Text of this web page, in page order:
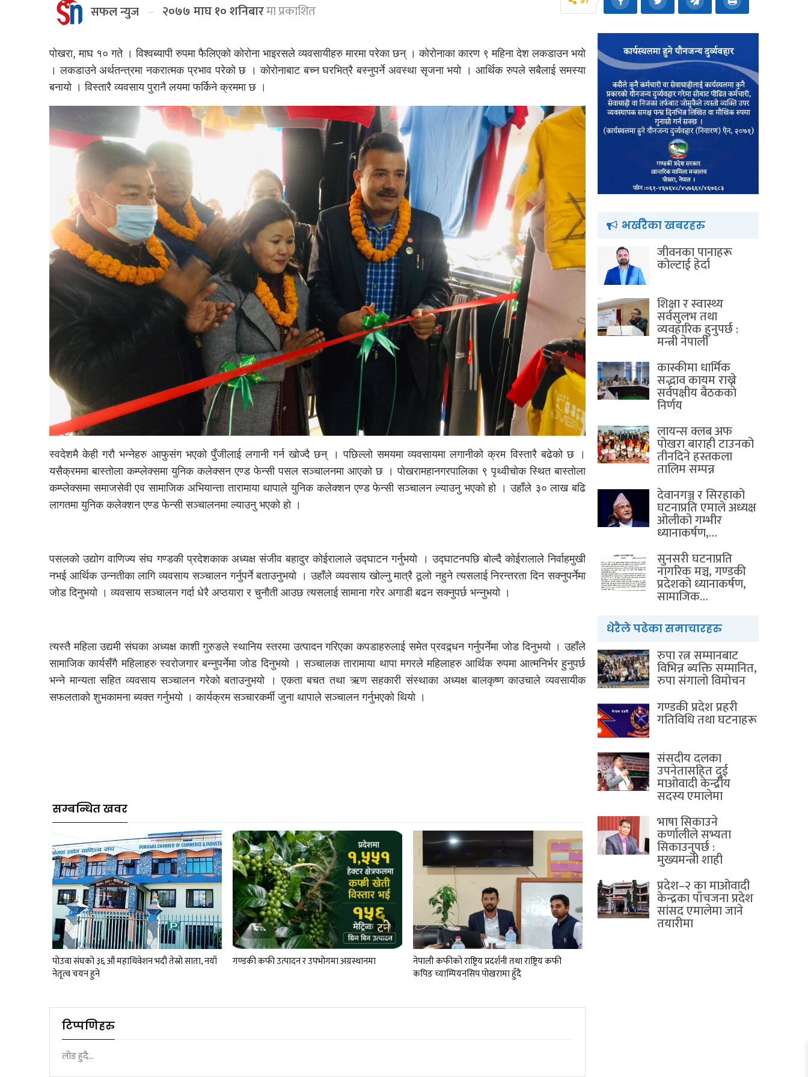
सफल न्युज २०७७ माघ १० शनिबारमा प्रकाशित
पोखरा, माघ १० गते । विश्वब्यापी रुपमा फैलिएको कोरोना भाइरसले व्यवसायीहरु मारमा परेका छन् । कोरोनाका कारण ९ महिना देश लकडाउन भयो
। लकडाउने अर्थतन्त्रमा नकरात्मक प्रभाव परेको छ । कोरोनाबाट बच्न घरभित्रै बस्नुपर्ने अवस्था सृजना भयो । आर्थिक रुपले सबैलाई समस्या
बनायो । विस्तारै व्यवसाय पुरानै लयमा फर्किने क्रममा छ ।
स्वदेशमै केही गरौ भन्नेहरु आफुसंग भएको पुँजीलाई लगानी गर्न खोज्दै छन् । पछिल्लो समयमा व्यवसायमा लगानीको क्रम विस्तारै बढेको छ ।
यसैक्रममा बास्तोला कम्प्लेक्समा युनिक कलेक्सन एण्ड फेन्सी पसल सञ्चालनमा आएको छ । पोखरामहानगरपालिका ९ पृथ्वीचोक स्थित बास्तोला
कम्प्लेक्समा समाजसेवी एव सामाजिक अभियान्ता तारामाया थापाले युनिक कलेक्शन एण्ड फेन्सी सञ्चालन ल्याउनु भएको हो । उहाँले ३० लाख बढि
लागतमा युनिक कलेक्शन एण्ड फेन्सी सञ्चालनमा ल्याउनु भएको हो ।
पसलको उद्योग वाणिज्य संघ गण्डकी प्रदेशकाक अध्यक्ष संजीव बहादुर कोईरालाले उद्घाटन गर्नुभयो । उद्घाटनपछि बोल्दै कोईरालाले निर्वाहमुखी
नभई आर्थिक उन्नतीका लागि व्यवसाय सञ्चालन गर्नुपर्ने बताउनुभयो । उहाँले व्यवसाय खोल्नु मात्रै ठूलो नहुने त्यसलाई निरन्तरता दिन सक्नुपर्नेमा
जोड दिनुभयो । व्यवसाय सञ्चालन गर्दा धेरै अप्ठयारा र चुनौती आउछ त्यसलाई सामाना गरेर अगाडी बढन सक्नुपर्छ भन्नुभयो ।
त्यस्तै महिला उद्यमी संघका अध्यक्ष काशी गुरुङले स्थानिय स्तरमा उत्पादन गरिएका कपडाहरुलाई समेत प्रवद्र्धन गर्नुपर्नेमा जोड दिनुभयो । उहाँले
सामाजिक कार्यसँगै महिलाहरु स्वरोजगार बन्नुपर्नेमा जोड दिनुभयो । सञ्चालक तारामाया थापा मगरले महिलाहरु आर्थिक रुपमा आत्मनिर्भर हुनुपर्छ
भन्ने मान्यता सहित व्यवसाय सञ्चालन गरेको बताउनुभयो । एकता बचत तथा ऋण सहकारी संस्थाका अध्यक्ष बालकृष्ण काउचाले व्यवसायीक
सफलताको शुभकामना ब्यक्त गर्नुभयो । कार्यक्रम सञ्चारकर्मी जुना थापाले सञ्चालन गर्नुभएको थियो ।
सम्बन्धित खवर
पोउवा संघको ३६ औं महाधिवेशन भदौ तेस्रो साता, नयाँ
नेतृत्व चयन हुने
गण्डकी कफी उत्पादन र‌ उपभोगमा अग्रस्थानमा
नेपाली कफीको राष्ट्रिय प्रदर्शनी तथा राष्ट्रिय कफी
कपिङ च्याम्पियनसिप पोखरामा हुँदै
टिप्पणिहरु
लोड हुदै...
भर्खरैका खबरहरु
जीवनका पानाहरू
कोल्टाई हेर्दा
शिक्षा र स्वास्थ्य
सर्वसुलभ तथा
व्यवहारिक हुनुपर्छ :
मन्त्री नेपाली
कास्कीमा धार्मिक
सद्भाव कायम राख्ने
सर्वपक्षीय बैठककाे
निर्णय
लायन्स क्लब अफ
पोखरा बाराही टाउनको
तीनदिने हस्तकला
तालिम सम्पन्न
देवानगञ्ज र सिरहाको
घटनाप्रति एमाले अध्यक्ष
ओलीको गम्भीर
ध्यानाकर्षण,…
सुनसरी घटनाप्रति
नागरिक मञ्च, गण्डकी
प्रदेशको ध्यानाकर्षण,
सामाजिक…
धेरैले पढेका समाचारहरु
रुपा रत्न सम्मानबाट
विभिन्न ब्यक्ति सम्मानित,
रुपा संगालो विमोचन
गण्डकी प्रदेश प्रहरी
गतिविधि तथा घटनाहरू
संसदीय दलका
उपनेतासहित दुई
माओवादी केन्द्रीय
सदस्य एमालेमा
भाषा सिकाउने
कर्णालीले सभ्यता
सिकाउनुपर्छ :
मुख्यमन्त्री शाही
प्रदेश–२ का माओवादी
केन्द्रका पाँचजना प्रदेश
सांसद एमालेमा जाने
तयारीमा